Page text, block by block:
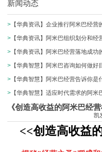
新闻动态
> 【华典资讯】企业推行阿米巴经营
> 【华典资讯】阿米巴组织划分和经
> 【华典资讯】阿米巴经营落地成功
> 【华典智慧】阿米巴咨询如何做好
> 【华典智慧】阿米巴经营告诉你是
> 【华典智慧】适应时代需求的阿米
《创造高收益的阿米巴经
凯
<<创造高收益